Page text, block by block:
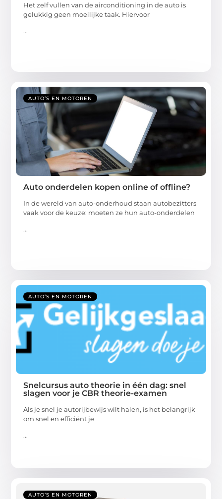
Het zelf vullen van de airconditioning in de auto is
gelukkig geen moeilijke taak. Hiervoor
...
AUTO’S EN MOTOREN
Auto onderdelen kopen online of offline?
In de wereld van auto-onderhoud staan autobezitters
vaak voor de keuze: moeten ze hun auto-onderdelen
...
AUTO’S EN MOTOREN
Snelcursus auto theorie in één dag: snel
slagen voor je CBR theorie-examen
Als je snel je autorijbewijs wilt halen, is het belangrijk
om snel en efficiënt je
...
AUTO’S EN MOTOREN